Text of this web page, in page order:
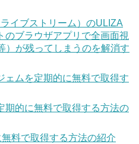
イブストリーム）のULIZA
のブラウザアプリで全画面視
）が残ってしまうのを解消す
ェムを定期的に無料で取得す
期的に無料で取得する方法の
料で取得する方法の紹介